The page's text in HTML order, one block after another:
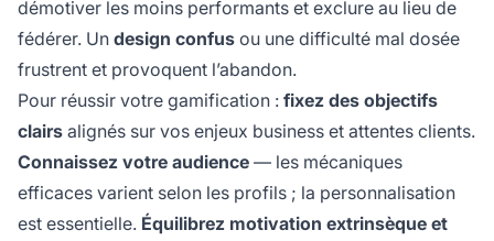
démotiver les moins performants et exclure au lieu de
fédérer. Un design confus ou une difficulté mal dosée
frustrent et provoquent l’abandon.
Pour réussir votre gamification : fixez des objectifs
clairs alignés sur vos enjeux business et attentes clients.
Connaissez votre audience — les mécaniques
efficaces varient selon les profils ; la personnalisation
est essentielle. Équilibrez motivation extrinsèque et